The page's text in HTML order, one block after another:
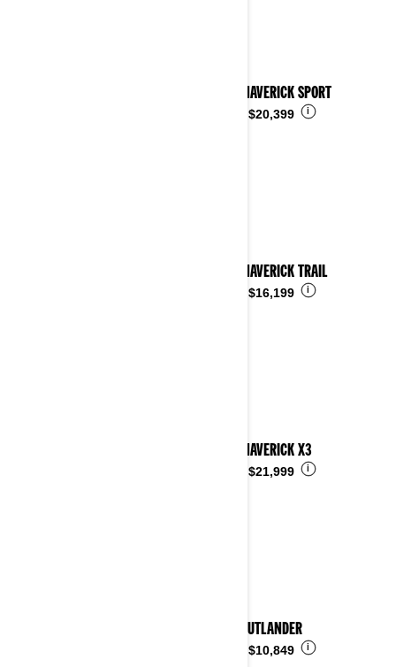
2024 MAVERICK SPORT
$20,399 i
2024 MAVERICK TRAIL
$16,199 i
2024 MAVERICK X3
$21,999 i
2024 OUTLANDER
$10,849 i